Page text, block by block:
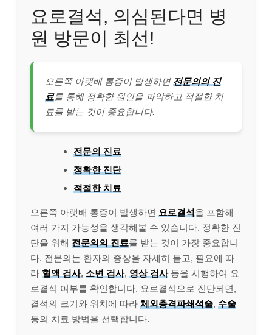
요로결석, 의심된다면 병
원 방문이 최선!
오른쪽 아랫배 통증이 발생하면 전문의의 진
료를 통해 정확한 원인을 파악하고 적절한 치
료를 받는 것이 중요합니다.
전문의 진료
정확한 진단
적절한 치료
오른쪽 아랫배 통증이 발생하면 요로결석을 포함해
여러 가지 가능성을 생각해볼 수 있습니다. 정확한 진
단을 위해 전문의의 진료를 받는 것이 가장 중요합니
다. 전문의는 환자의 증상을 자세히 듣고, 필요에 따
라 혈액 검사, 소변 검사, 영상 검사등을 시행하여 요
로결석 여부를 확인합니다. 요로결석으로 진단되면,
결석의 크기와 위치에 따라 체외충격파쇄석술, 수술
등의 치료 방법을 선택합니다.